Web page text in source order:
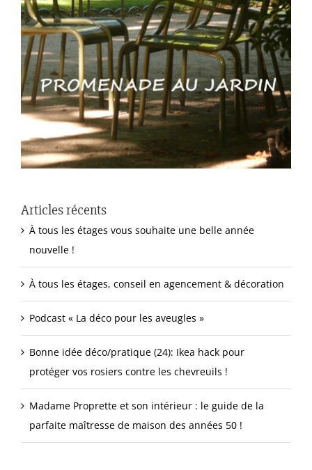
Articles récents
À tous les étages vous souhaite une belle année
nouvelle !
À tous les étages, conseil en agencement & décoration
Podcast « La déco pour les aveugles »
Bonne idée déco/pratique (24): Ikea hack pour
protéger vos rosiers contre les chevreuils !
Madame Proprette et son intérieur : le guide de la
parfaite maîtresse de maison des années 50 !